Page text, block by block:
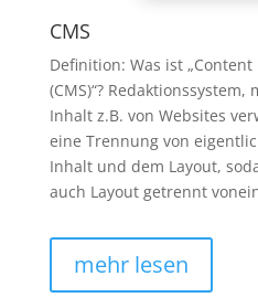
CMS
Definition: Was ist
(CMS)“?
Inhalt z.B. von Websites
eine Trennung von
Inhalt und dem Layout,
auch Layout getrennt
mehr lesen